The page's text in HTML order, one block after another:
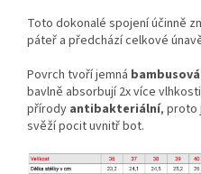
Toto dokonalé spojení účinně
páteř a předchází celkové
Povrch tvoří jemná
bavlně absorbují 2x více
přírody antibakteriální, proto
svěží pocit uvnitř bot.